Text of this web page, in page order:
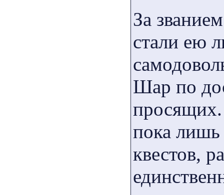
За
стали ею
Шар по
просящих.
пока лишь
квестов,